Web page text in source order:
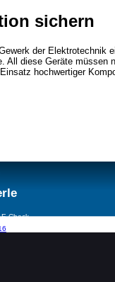
sichern
der Elektrotechnik
All diese Geräte müssen
hochwertiger
Check